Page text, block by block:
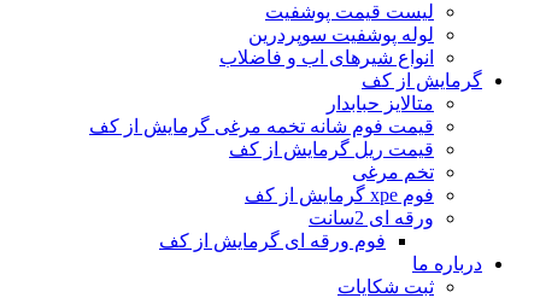
لیست قیمت پوشفیت
لوله پوشفیت سوپردرین
انواع شیرهای اب و فاضلاب
گرمایش از کف
متالایز حبابدار
قیمت فوم شانه تخمه مرغی گرمایش از کف
قیمت ریل گرمایش از کف
تخم مرغی
فوم xpe گرمایش از کف
ورقه ای 2سانت
فوم ورقه ای گرمایش از کف
درباره ما
ثبت شکایات